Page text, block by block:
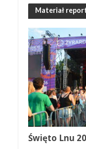
Materiał
Święto Lnu